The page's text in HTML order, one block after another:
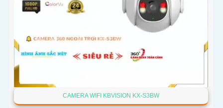
CAMERA WIFI KBVISION KX-S3BW